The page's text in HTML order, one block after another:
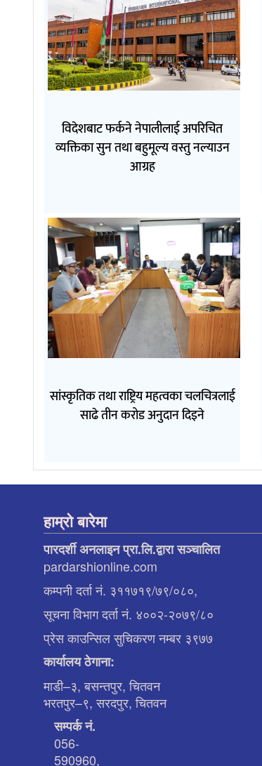
विदेशबाट फर्कने नेपालीलाई अपरिचित
व्यक्तिका सुन तथा बहुमूल्य वस्तु नल्याउन
आग्रह
सांस्कृतिक तथा राष्ट्रिय महत्वका चलचित्रलाई
साढे तीन करोड अनुदान दिइने
हाम्रो बारेमा
पारदर्शी अनलाइन प्रा.लि.द्वारा सञ्चालित
pardarshionline.com
कम्पनी दर्ता नं. ३११७१९/७९/०८०,
सूचना विभाग दर्ता नं. ४००२-२०७९/८०
प्रेस काउन्सिल सुचिकरण नम्बर ३९७७
कार्यालय ठेगाना:
माडी–३, बसन्तपुर, चितवन
भरतपुर–९, सरदपुर, चितवन
सम्पर्क नं.
056-
590960,